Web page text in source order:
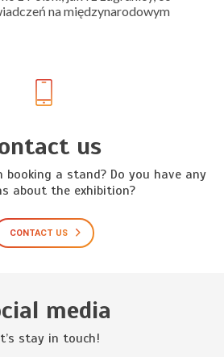
na międzynarodowym
us
a stand? Do you have any
about the exhibition?
CONTACT US
media
stay in touch!